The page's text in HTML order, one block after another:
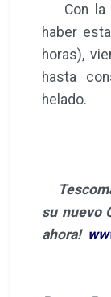
Con la
haber
horas),
hasta
helado.
su nuevo
ahora!